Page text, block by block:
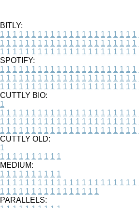
BITLY:
1 1 1 1 1 1 1 1 1 1 1 1 1 1 1 1 1 1 1 1 1 1
1 1 1 1 1 1 1 1 1 1 1 1 1 1 1 1 1 1 1 1 1 1
1 1 1 1 1 1 1 1 1 1 1 1 1 1 1 1 1 1 1 1 1 1
SPOTIFY:
1 1 1 1 1 1 1 1 1 1 1 1 1 1 1 1 1 1 1 1 1 1
1 1 1 1 1 1 1 1 1 1 1 1 1 1 1 1 1 1 1 1 1 1
1 1 1 1 1 1 1 1 1 1 1 1 1 1 1 1 1 1 1 1 1 1
CUTTLY BIO:
1
1 1 1 1 1 1 1 1 1 1 1 1 1 1 1 1 1 1 1 1 1 1
1 1 1 1 1 1 1 1 1 1 1 1 1 1 1 1 1 1 1 1 1 1
1 1 1 1 1 1 1 1 1 1 1 1 1 1 1 1 1 1 1 1 1 1
CUTTLY OLD:
1
1 1 1 1 1 1 1 1 1 1
MEDIUM:
1 1 1 1 1 1 1 1 1 1
1 1 1 1 1 1 1 1 1 1 1 1 1 1 1 1 1 1 1 1 1 1
1 1 1 1 1 1 1 1 1 1 1 1 1 1 1 1
PARALLELS: